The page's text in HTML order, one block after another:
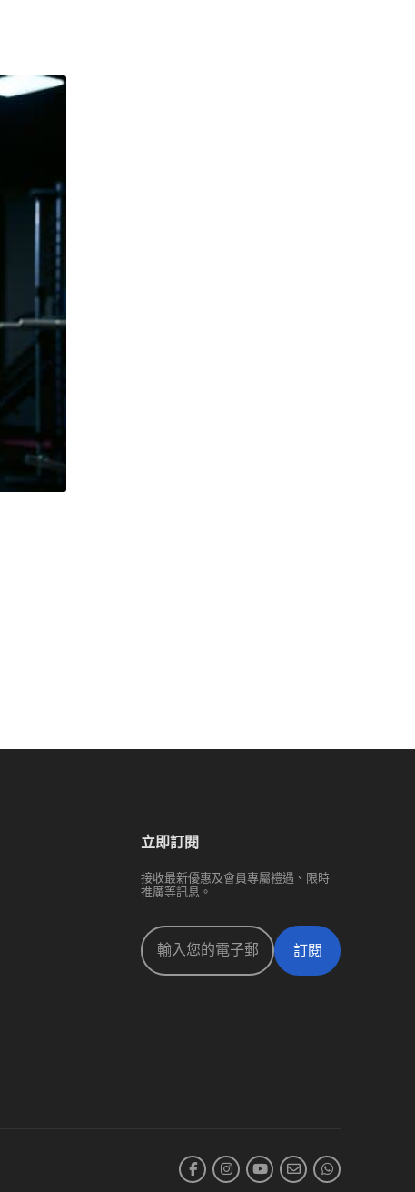
立即訂閱
接收最新優惠及會員專屬禮遇、限時
推廣等訊息。
訂閱